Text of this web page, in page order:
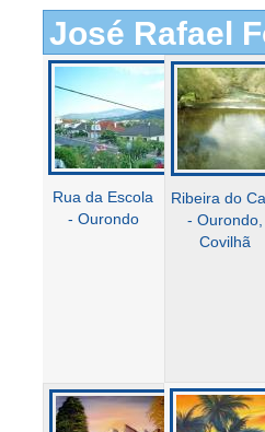
José Rafael
Rua da Escola
- Ourondo
Ribeira do
- Ourondo,
Covilhã